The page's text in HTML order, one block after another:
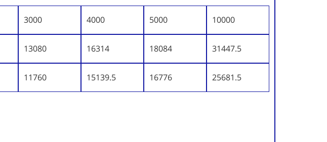
3000 4000 5000 10000
13080 16314 18084 31447.5
11760 15139.5 16776 25681.5